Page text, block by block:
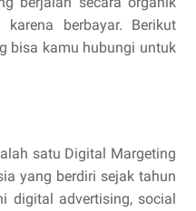
berbayar. Berikut
bisa kamu hubungi untuk
satu Digital Margeting
yang berdiri sejak tahun
digital advertising, social